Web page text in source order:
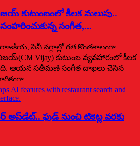
కుటుంబంలో కీలక మలుపు..
సంగీత,...
రాజకీయ, సినీ వర్గాల్లో గత కొంతకాలంగా
Vijay) కుటుంబ వ్యవహారంలో కీలక
ఆయన సతీమణి సంగీత దాఖలు చేసిన
అప్‌డేట్.. ఫుడ్ నుంచి టికెట్ల వరకు